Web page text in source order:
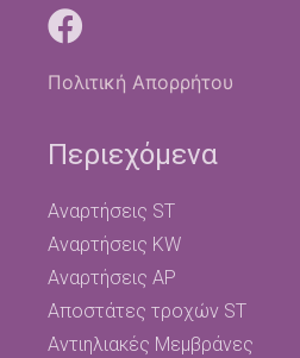
Πολιτική Απορρήτου
Περιεχόμενα
Αναρτήσεις ST
Αναρτήσεις KW
Αναρτήσεις AP
Αποστάτες τροχών ST
Αντιηλιακές Μεμβράνες